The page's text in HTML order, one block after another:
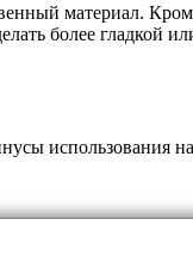
материал.
более гладкой
использования